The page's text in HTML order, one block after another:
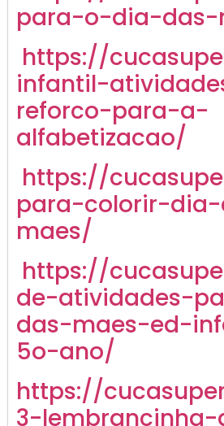
para-o-dia-das-
https://
infantil-
reforco-para-a-
alfabetizacao/
https://
para-colorir-
maes/
https://
de-atividades-
das-maes-ed-
5o-ano/
https://
3-